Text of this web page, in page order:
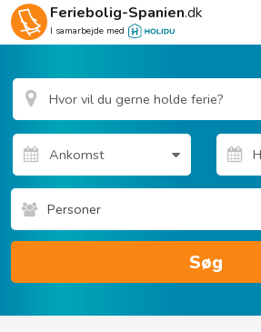
Feriebolig-Spanien.dk
I samarbejde med
Personer
Søg